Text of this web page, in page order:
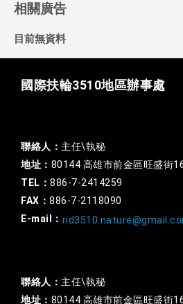
相關廣告
目前無資料
國際扶輪3510地區辦事處
聯絡人： 主任\執秘
地址： 80144 高雄市前金區旺盛街
TEL： 886-7-2414259
FAX： 886-7-2118090
E-mail：
聯絡人： 主任\執秘
地址： 80144 高雄市前金區旺盛街